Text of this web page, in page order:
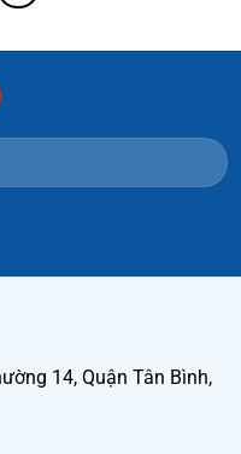
14, Quận Tân Bình,